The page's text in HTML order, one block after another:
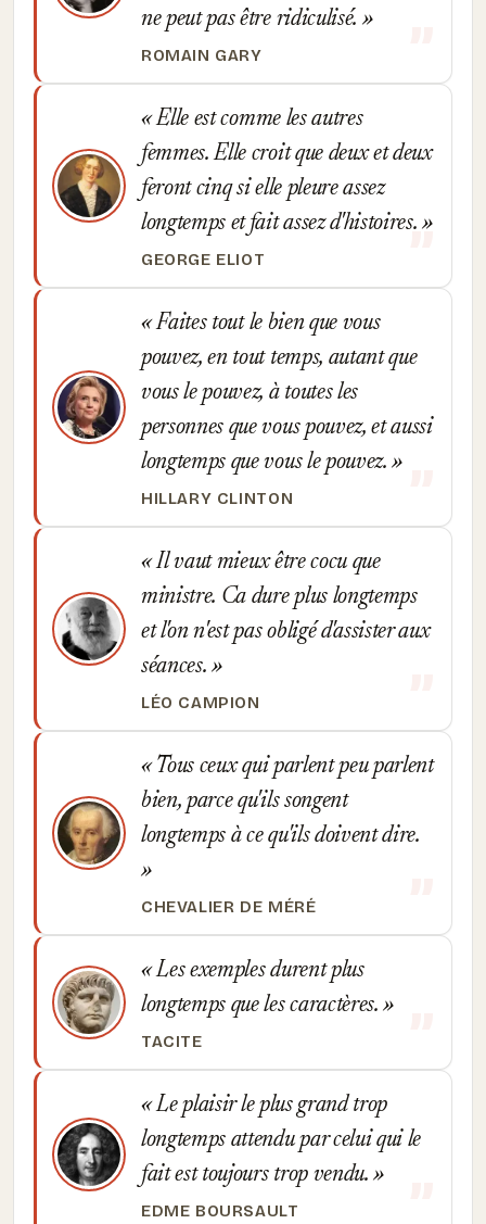
ne peut pas être ridiculisé.
ROMAIN GARY
Elle est comme les autres
femmes. Elle croit que deux et deux
feront cinq si elle pleure assez
longtemps et fait assez d'histoires.
GEORGE ELIOT
Faites tout le bien que vous
pouvez, en tout temps, autant que
vous le pouvez, à toutes les
personnes que vous pouvez, et aussi
longtemps que vous le pouvez.
HILLARY CLINTON
Il vaut mieux être cocu que
ministre. Ca dure plus longtemps
et l'on n'est pas obligé d'assister aux
séances.
LÉO CAMPION
Tous ceux qui parlent peu parlent
bien, parce qu'ils songent
longtemps à ce qu'ils doivent dire.
CHEVALIER DE MÉRÉ
Les exemples durent plus
longtemps que les caractères.
TACITE
Le plaisir le plus grand trop
longtemps attendu par celui qui le
fait est toujours trop vendu.
EDME BOURSAULT